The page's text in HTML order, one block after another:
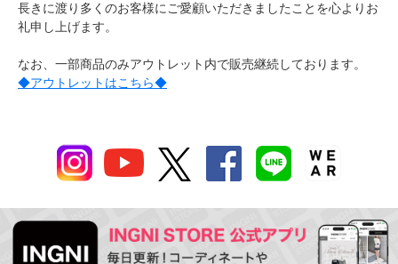
長きに渡り多くのお客様にご愛顧いただきましたことを心よりお
礼申し上げます。
なお、一部商品のみアウトレット内で販売継続しております。
◆アウトレットはこちら◆